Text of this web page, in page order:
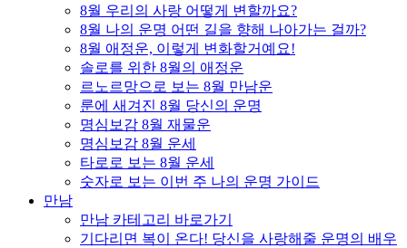
8월 우리의 사랑 어떻게 변할까요?
8월 나의 운명 어떤 길을 향해 나아가는 걸까?
8월 애정운, 이렇게 변화할거예요!
솔로를 위한 8월의 애정운
르노르망으로 보는 8월 만남운
룬에 새겨진 8월 당신의 운명
명심보감 8월 재물운
명심보감 8월 운세
타로로 보는 8월 운세
숫자로 보는 이번 주 나의 운명 가이드
만남
만남 카테고리 바로가기
기다리면 복이 온다! 당신을 사랑해줄 운명의 배우